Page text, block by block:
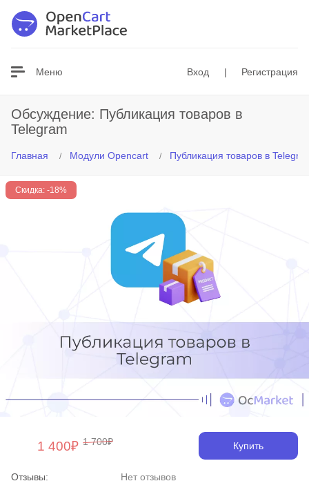
Везде
Меню Вход | Регистрация
Обсуждение: Публикация товаров в
Telegram
Главная Модули Opencart Публикация товаров в
Скидка: -18%
1 400₽ 1 700₽ Купить
Отзывы:
Нет отзывов